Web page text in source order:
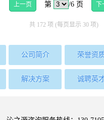
上一页 第 /6 页
共 172 项 (每页显示 30 项)
公司简介 荣誉资
解决方案 诚聘英